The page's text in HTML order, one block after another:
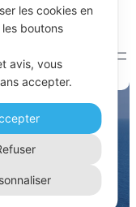
les cookies en
boutons
avis, vous
accepter.